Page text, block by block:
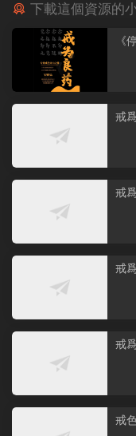
下載這個資源的
《
戒
戒
戒
戒
戒